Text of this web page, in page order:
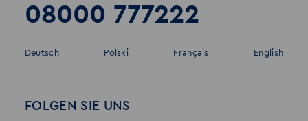
08000 777222
Deutsch Polski Français English
FOLGEN SIE UNS